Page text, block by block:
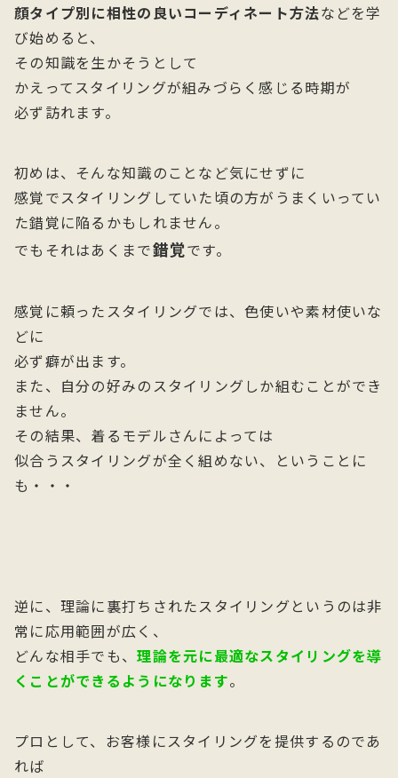
顔タイプ別に相性の良いコーディネート方法などを学
び始めると、
その知識を生かそうとして
かえってスタイリングが組みづらく感じる時期が
必ず訪れます。
初めは、そんな知識のことなど気にせずに
感覚でスタイリングしていた頃の方がうまくいってい
た錯覚に陥るかもしれません。
でもそれはあくまで錯覚です。
感覚に頼ったスタイリングでは、色使いや素材使いな
どに
必ず癖が出ます。
また、自分の好みのスタイリングしか組むことができ
ません。
その結果、着るモデルさんによっては
似合うスタイリングが全く組めない、ということに
も・・・
逆に、理論に裏打ちされたスタイリングというのは非
常に応用範囲が広く、
どんな相手でも、理論を元に最適なスタイリングを導
くことができるようになります。
プロとして、お客様にスタイリングを提供するのであ
れば